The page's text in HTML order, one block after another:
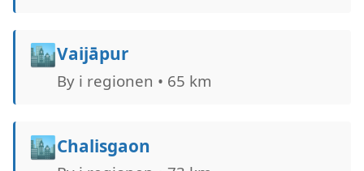
🏙️Vaijāpur
By i regionen • 65 km
🏙️Chalisgaon